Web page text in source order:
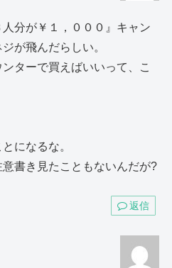
分が￥１，０００』キャン
が飛んだらしい。
ターで買えばいいって、こ
になるな。
書き見たこともないんだが?
返信